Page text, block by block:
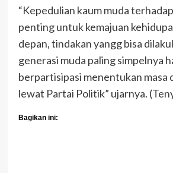
“Kepedulian kaum muda
penting untuk kemajuan
depan, tindakan yangg bisa
generasi muda paling simpelnya
berpartisipasi menentukan masa
lewat Partai Politik” ujarnya.
Bagikan ini: